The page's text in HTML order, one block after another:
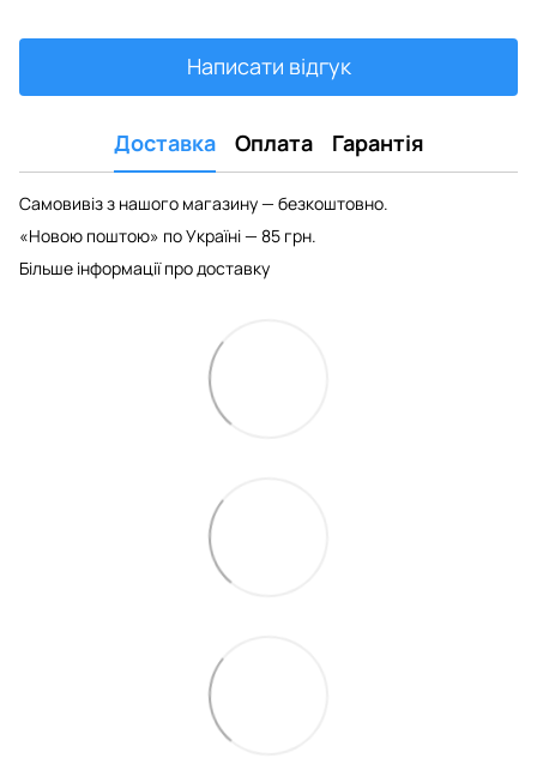
Написати відгук
Доставка Оплата Гарантія
Самовивіз з нашого магазину — безкоштовно.
«Новою поштою» по Україні — 85 грн.
Більше інформації про доставку